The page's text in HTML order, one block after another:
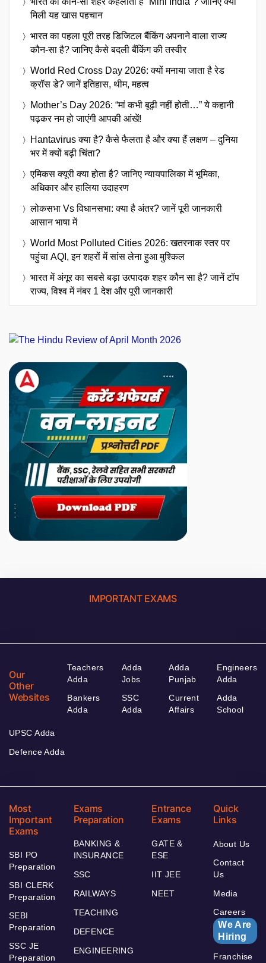
मिली यह खास पहचान
भारत का पहला पूरी तरह डिजिटल बैंकिंग अपनाने वाला राज्य
कौन-सा है? जानिए कैसे बदली बैंकिंग की तस्वीर
World Red Cross Day 2026: क्यों मनाया जाता है रेड
क्रॉस डे? जानें इतिहास, थीम, महत्व
Mother’s Day 2026: “मां कभी बूढ़ी नहीं होती…” ये कहानी
पढ़कर नम हो जाएंगी आपकी आंखें!
Hantavirus क्या है? कैसे फैलता है और क्या हैं लक्षण – दुनिया
भर में क्यों बढ़ी चिंता?
एमिकस क्यूरी क्या होता है? जानिए न्यायपालिका में भूमिका,
अधिकार और हालिया उदाहरण
लोकसभा Vs विधानसभा: क्या है अंतर? जानें पूरी जानकारी
आसान भाषा में
World Most Polluted Cities 2026: खतरनाक स्तर पर
पहुंचा AQI, इन शहरों में सांस लेना हुआ मुश्किल
भारत में अंगूर का सबसे बड़ा उत्पादक शहर कौन सा है? जानें टॉप
राज्य, विश्व में नंबर 1 देश और पूरी जानकारी
IMPORTANT EXAMS
Our
Other
Websites
Teachers
Adda
Bankers
Adda
Adda
Jobs
SSC
Adda
Adda
Punjab
Current
Affairs
Engineers
Adda
Adda
School
UPSC Adda
Defence Adda
Most
Important
Exams
SBI PO
Preparation
SBI CLERK
Preparation
SEBI
Preparation
SSC JE
Preparation
Exams
Preparation
BANKING &
INSURANCE
SSC
RAILWAYS
TEACHING
DEFENCE
ENGINEERING
Entrance
Exams
GATE &
ESE
IIT JEE
NEET
Quick
Links
About Us
Contact
Us
Media
Careers
We Are
Hiring
Franchise